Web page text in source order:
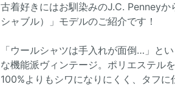
古着好きにはお馴染みのJ.C. Penney
シャブル）」モデルのご紹介です！
「ウールシャツは手入れが面倒…」と
な機能派ヴィンテージ。ポリエステル
100%よりもシワになりにくく、タフに